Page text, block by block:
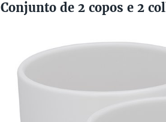
Conjunto de 2 copos e 2